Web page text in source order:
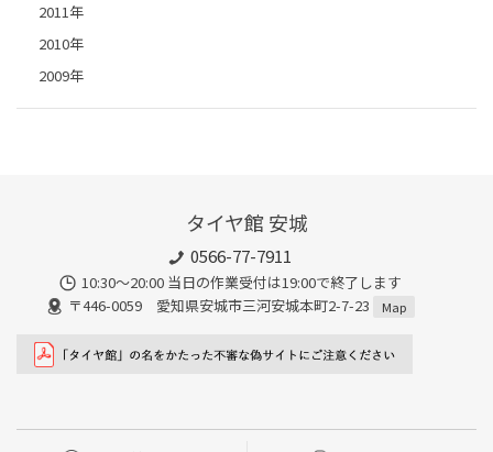
2011年
2010年
2009年
タイヤ館 安城
0566-77-7911
10:30〜20:00 当日の作業受付は19:00で終了します
〒446-0059 愛知県安城市三河安城本町2-7-23
Map